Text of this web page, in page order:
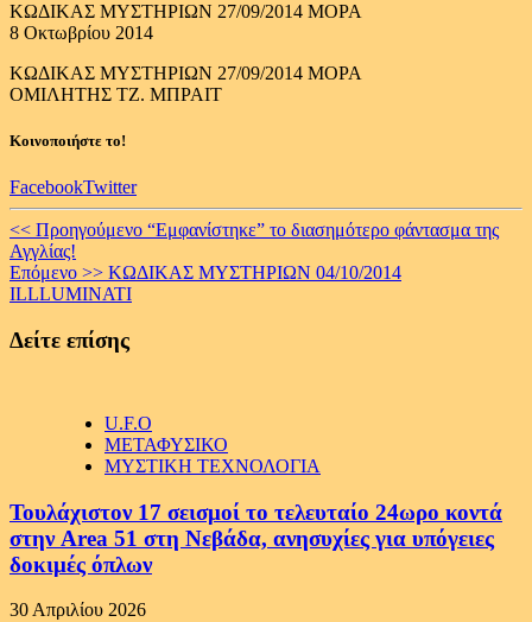
KΩΔΙΚΑΣ ΜΥΣΤΗΡΙΩΝ 27/09/2014 ΜΟΡΑ
8 Οκτωβρίου 2014
KΩΔΙΚΑΣ ΜΥΣΤΗΡΙΩΝ 27/09/2014 ΜΟΡΑ
ΟΜΙΛΗΤΗΣ TZ. MΠΡΑΙΤ
Κοινοποιήστε το!
FacebookTwitter
Continue
Reading
<< Προηγούμενο “Εμφανίστηκε” το διασημότερο φάντασμα της
Αγγλίας!
Επόμενο >> ΚΩΔΙΚΑΣ ΜΥΣΤΗΡΙΩΝ 04/10/2014
ILLLUMINATI
Δείτε επίσης
U.F.O
ΜΕΤΑΦΥΣΙΚΟ
ΜΥΣΤΙΚΗ ΤΕΧΝΟΛΟΓΙΑ
Τουλάχιστον 17 σεισμοί το τελευταίο 24ωρο κοντά
στην Area 51 στη Νεβάδα, ανησυχίες για υπόγειες
δοκιμές όπλων
30 Απριλίου 2026